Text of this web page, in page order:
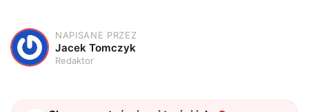
J
NAPISANE PRZEZ
Jacek Tomczyk
Redaktor